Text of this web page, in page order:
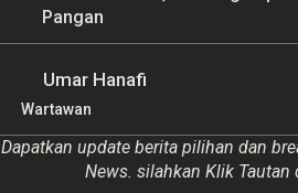
Pangan
Umar Hanafi
Wartawan
Dapatkan update berita pilihan dan
News. silahkan Klik